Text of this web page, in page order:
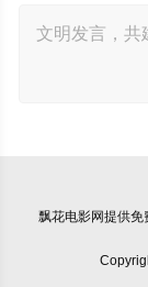
飘花电影网提供免